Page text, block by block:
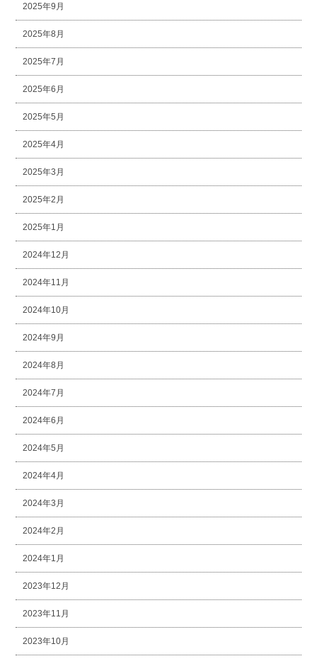
2025年9月
2025年8月
2025年7月
2025年6月
2025年5月
2025年4月
2025年3月
2025年2月
2025年1月
2024年12月
2024年11月
2024年10月
2024年9月
2024年8月
2024年7月
2024年6月
2024年5月
2024年4月
2024年3月
2024年2月
2024年1月
2023年12月
2023年11月
2023年10月